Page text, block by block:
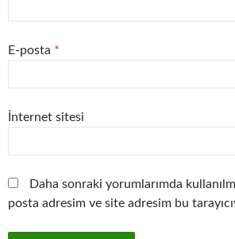
E-posta *
İnternet sitesi
Daha sonraki yorumlarımda
posta adresim ve site adresim bu